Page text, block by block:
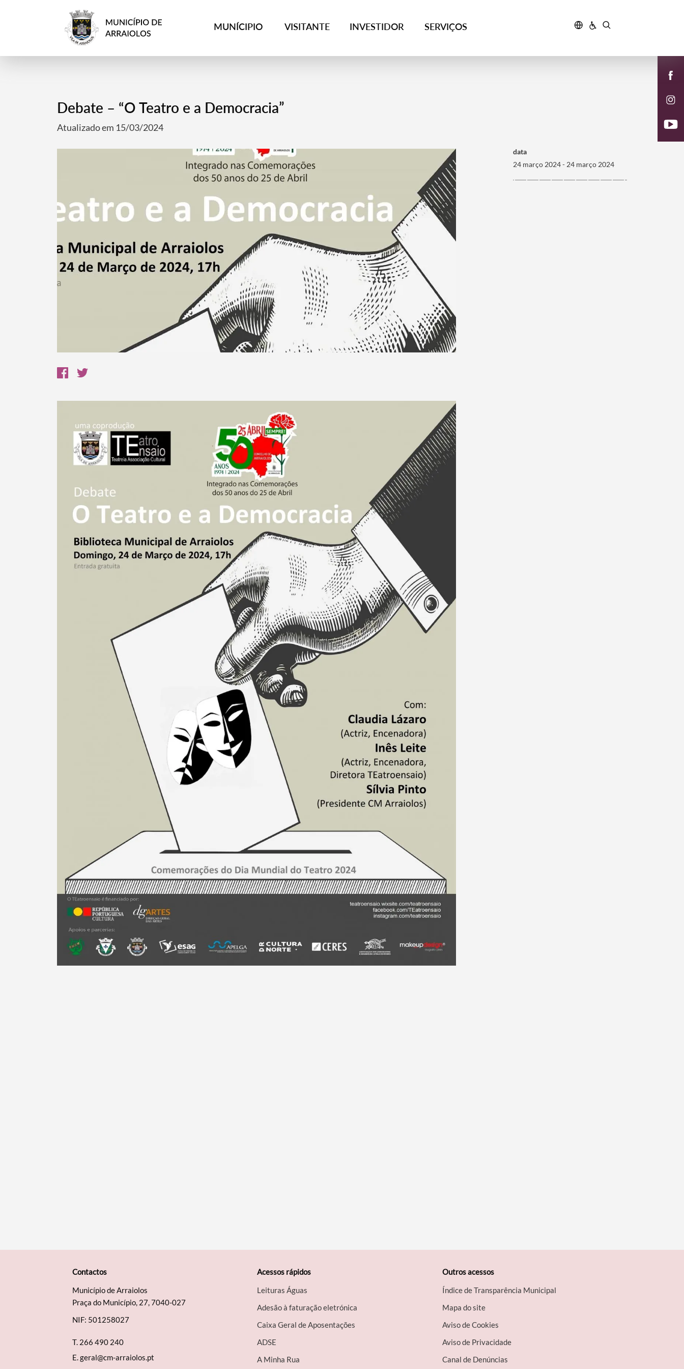
MUNÍCIPIO VISITANTE INVESTIDOR SERVIÇOS
Termo de Pesquisa
Categorias gerais
Debate – “O Teatro e a Democracia”
Atualizado em 15/03/2024
data
24 março 2024 - 24 março 2024
Contactos
Município de Arraiolos
Praça do Município, 27, 7040-027
NIF: 501258027
T. 266 490 240
E.geral@cm-arraiolos.pt
Acessos rápidos
Leituras Águas
Adesão à faturação eletrónica
Caixa Geral de Aposentações
A​DSE
A Minha Rua
Outros acessos
Índice de Transparência Municipal
Mapa do site
Aviso de Cookies
Aviso de Privacidade
Canal de Denúncias